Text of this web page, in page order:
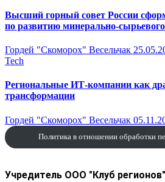
Высший горный совет России
по развитию минерально-
Гордей "Скоморох" Весельчак
Tech
Региональные ИТ-компании как
трансформации
Гордей "Скоморох" Весельчак
Политика в отношении обработки
Учредитель ООО "Клуб